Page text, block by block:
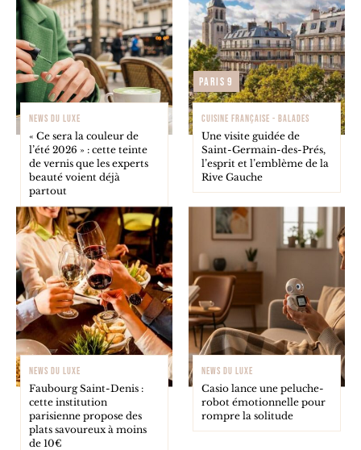
NEWS DU LUXE
« Ce sera la couleur de
l’été 2026 » : cette teinte
de vernis que les experts
beauté voient déjà
partout
Paris 9
CUISINE FRANÇAISE - BALADES
Une visite guidée de
Saint-Germain-des-Prés,
l’esprit et l’emblème de la
Rive Gauche
NEWS DU LUXE
Faubourg Saint-Denis :
cette institution
parisienne propose des
plats savoureux à moins
de 10€
NEWS DU LUXE
Casio lance une peluche-
robot émotionnelle pour
rompre la solitude